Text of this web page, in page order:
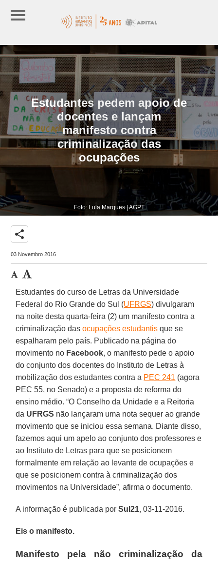
Estudantes pedem apoio de
docentes e lançam
manifesto contra
criminalização das
ocupações
Foto: Lula Marques | AGPT
share
03 Novembro 2016
Estudantes do curso de Letras da Universidade
Federal do Rio Grande do Sul (UFRGS) divulgaram
na noite desta quarta-feira (2) um manifesto contra a
criminalização dasocupações estudantis que se
espalharam pelo país. Publicado na página do
movimento no Facebook, o manifesto pede o apoio
do conjunto dos docentes do Instituto de Letras à
mobilização dos estudantes contra a PEC 241 (agora
PEC 55, no Senado) e a proposta de reforma do
ensino médio. “O Conselho da Unidade e a Reitoria
da UFRGS não lançaram uma nota sequer ao grande
movimento que se iniciou essa semana. Diante disso,
fazemos aqui um apelo ao conjunto dos professores e
ao Instituto de Letras para que se posicionem
formalmente em relação ao levante de ocupações e
que se posicionem contra à criminalização dos
movimentos na Universidade”, afirma o documento.
A informação é publicada porSul21, 03-11-2016.
Eis o manifesto.
Manifesto pela não criminalização da